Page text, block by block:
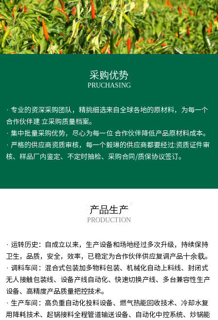
采购优势
PRUCHASING
· 专业的资深采购团队，精挑细选来自全球各地的原材料，为每一个
合作伙伴建 立采购质量档案。
· 集中批量采购优势，尽心为每一位 合作伙伴降低产品原材料成本。
· 严格的供应商资质审核，每一个毅琳的供应商都要经过:资质证件审
核、样品厂内鉴定、不定时抽检、采购合同/质保协议签订。
产品生产
PRODUCTION
· 运转历史：自成立以来，生产设备和场地经过多次升级，持续保持
卫生，品质，安全，效率，已稳定为合作伙伴供应复调产品十余载。
· 调料车间：混合式包装加多物料包装、机械化自动上料线、封闭式
无人接触包装线、设备产线自动化、快速切换产线、多台兼容性生产
设备、高精度产品质量把控技术。
· 生产车间：高负重自动化投料设备、燃气热能回收技术、冷却水复
用降耗技术、起锅接料全程管道输送设备、自动化中控系统、炒锅能